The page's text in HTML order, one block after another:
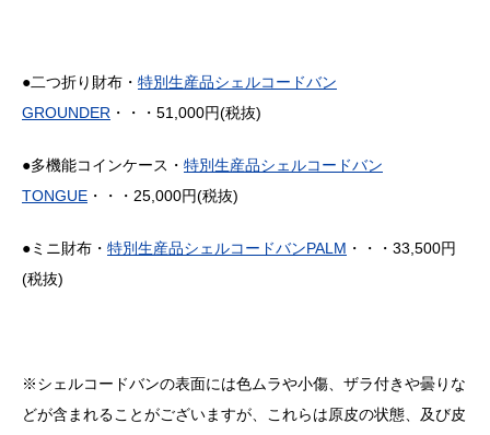
●二つ折り財布・ 特別生産品シェルコードバン
GROUNDER ・・・51,000円(税抜)
●多機能コインケース・ 特別生産品シェルコードバン
TONGUE ・・・25,000円(税抜)
●ミニ財布・ 特別生産品シェルコードバンPALM ・・・33,500円
(税抜)
※シェルコードバンの表面には色ムラや小傷、ザラ付きや曇りな
どが含まれることがございますが、これらは原皮の状態、及び皮